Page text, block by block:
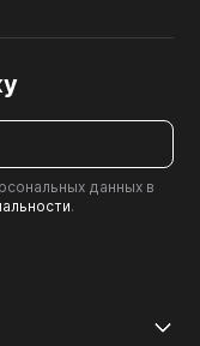
данных в
.